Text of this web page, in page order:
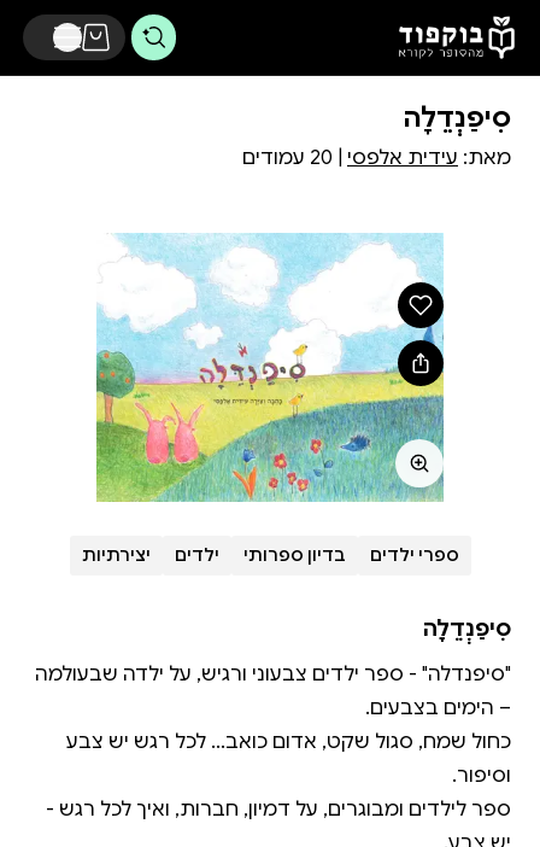
דלג לתוכן הראשי
סִיפַנְדֵלָה
מאת: עידית אלפסי
ספרי ילדים בדיון ספרותי ילדים יצירתיות
סִיפַנְדֵלָה
"סיפנדלה" - ספר ילדים צבעוני ורגיש, על ילדה שבעולמה
כחול שמח, סגול שקט, אדום כואב... לכל רגש יש צבע
ספר לילדים ומבוגרים, על דמיון, חברות, ואיך לכל רגש -